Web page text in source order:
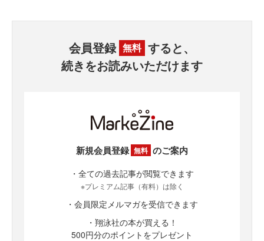
会員登録 無料 すると、
続きをお読みいただけます
新規会員登録 無料 のご案内
・全ての過去記事が閲覧できます
※プレミアム記事（有料）は除く
・会員限定メルマガを受信できます
・翔泳社の本が買える！
500円分のポイントをプレゼント